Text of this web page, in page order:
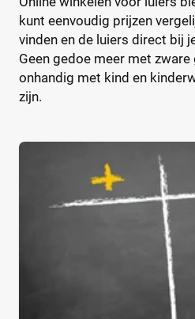
kunt eenvoudig prijzen
vinden en de luiers direct bij
Geen gedoe meer met
onhandig met kind en
zijn.